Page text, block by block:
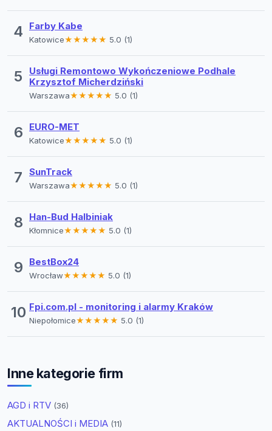
4 Farby Kabe
Katowice★★★★★ 5.0 (1)
5
Usługi Remontowo Wykończeniowe Podhale
Krzysztof Micherdziński
Warszawa★★★★★ 5.0 (1)
6 EURO-MET
Katowice★★★★★ 5.0 (1)
7 SunTrack
Warszawa★★★★★ 5.0 (1)
8 Han-Bud Halbiniak
Kłomnice★★★★★ 5.0 (1)
9 BestBox24
Wrocław★★★★★ 5.0 (1)
10 Fpi.com.pl - monitoring i alarmy Kraków
Niepołomice★★★★★ 5.0 (1)
Inne kategorie firm
AGD i RTV (36)
AKTUALNOŚCI i MEDIA (11)